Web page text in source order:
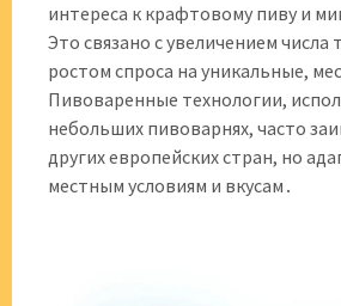
интереса к крафтовому пиву и
Это связано с увеличением числа
ростом спроса на уникальные,
Пивоваренные технологии,
небольших пивоварнях, часто
других европейских стран, но
местным условиям и вкусам․